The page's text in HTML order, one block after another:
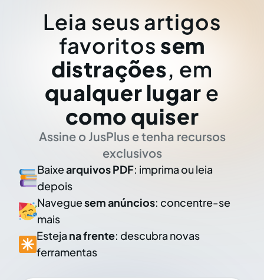
Leia seus artigos
favoritos sem
distrações, em
qualquer lugar e
como quiser
Assine o JusPlus e tenha recursos
exclusivos
Baixearquivos PDF: imprima ou leia
depois
Naveguesem anúncios: concentre-se
mais
Esteja na frente: descubra novas
ferramentas